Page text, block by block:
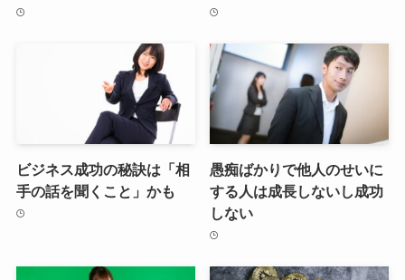
ビジネス成功の秘訣は「相
手の話を聞くこと」かも
愚痴ばかりで他人のせいに
する人は成長しないし成功
しない